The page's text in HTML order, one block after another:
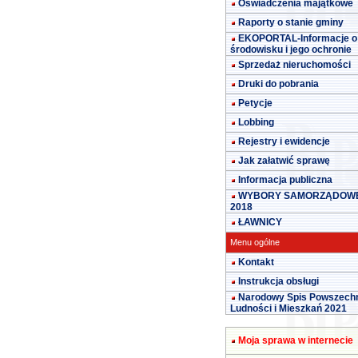
Oświadczenia majątkowe
Raporty o stanie gminy
EKOPORTAL-Informacje o
środowisku i jego ochronie
Sprzedaż nieruchomości
Druki do pobrania
Petycje
Lobbing
Rejestry i ewidencje
Jak załatwić sprawę
Informacja publiczna
WYBORY
2018
ŁAWNICY
Menu ogólne
Kontakt
Instrukcja obsługi
Narodowy Spis
Ludności i Mieszkań 2021
Moja sprawa w internecie